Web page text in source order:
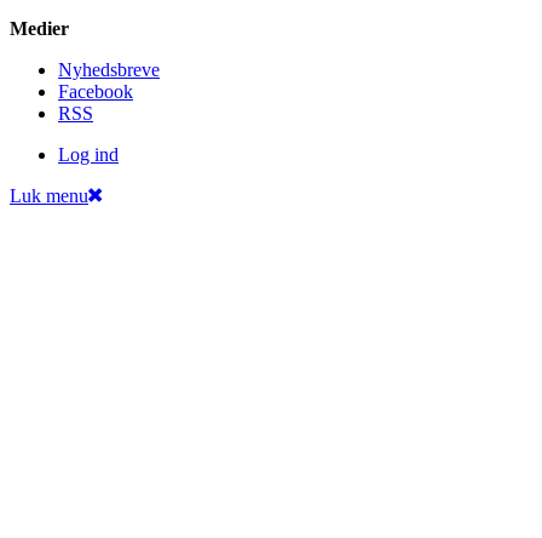
Medier
Nyheds­breve
Facebook
RSS
Log ind
Luk menu